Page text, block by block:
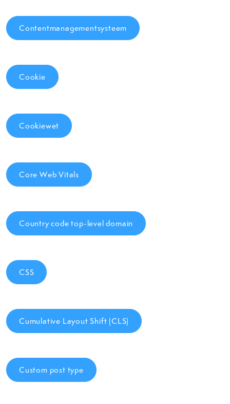
Contentmanagementsysteem
Cookie
Cookiewet
Core Web Vitals
Country code top-level domain
CSS
Cumulative Layout Shift (CLS)
Custom post type